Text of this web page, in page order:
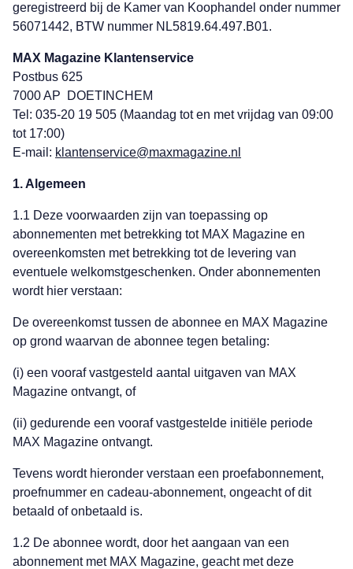
geregistreerd bij de Kamer van Koophandel onder nummer
56071442, BTW nummer NL5819.64.497.B01.
MAX Magazine Klantenservice
Postbus 625
7000 AP
DOETINCHEM
Tel: 035-20 19 505 (Maandag tot en met vrijdag van 09:00
tot 17:00)
E-mail: klantenservice@maxmagazine.nl
1. Algemeen
1.1 Deze voorwaarden zijn van toepassing op
abonnementen met betrekking tot MAX Magazine en
overeenkomsten met betrekking tot de levering van
eventuele welkomstgeschenken. Onder abonnementen
wordt hier verstaan:
De overeenkomst tussen de abonnee en MAX Magazine
op grond waarvan de abonnee tegen betaling:
(i) een vooraf vastgesteld aantal uitgaven van MAX
Magazine ontvangt, of
(ii) gedurende een vooraf vastgestelde initiële periode
MAX Magazine ontvangt.
Tevens wordt hieronder verstaan een proefabonnement,
proefnummer en cadeau-abonnement, ongeacht of dit
betaald of onbetaald is.
1.2 De abonnee wordt, door het aangaan van een
abonnement met MAX Magazine, geacht met deze